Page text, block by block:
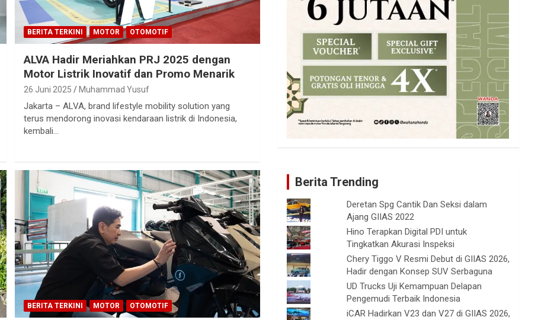
BERITA TERKINI MOTOR OTOMOTIF
ALVA Hadir Meriahkan PRJ 2025 dengan
Motor Listrik Inovatif dan Promo Menarik
26 Juni 2025 Muhammad Yusuf
Jakarta – ALVA, brand lifestyle mobility solution yang
terus mendorong inovasi kendaraan listrik di Indonesia,
kembali…
BERITA TERKINI MOTOR OTOMOTIF
Berita Trending
Deretan Spg Cantik Dan Seksi dalam
Ajang GIIAS 2022
Hino Terapkan Digital PDI untuk
Tingkatkan Akurasi Inspeksi
Chery Tiggo V Resmi Debut di GIIAS 2026,
Hadir dengan Konsep SUV Serbaguna
UD Trucks Uji Kemampuan Delapan
Pengemudi Terbaik Indonesia
iCAR Hadirkan V23 dan V27 di GIIAS 2026,